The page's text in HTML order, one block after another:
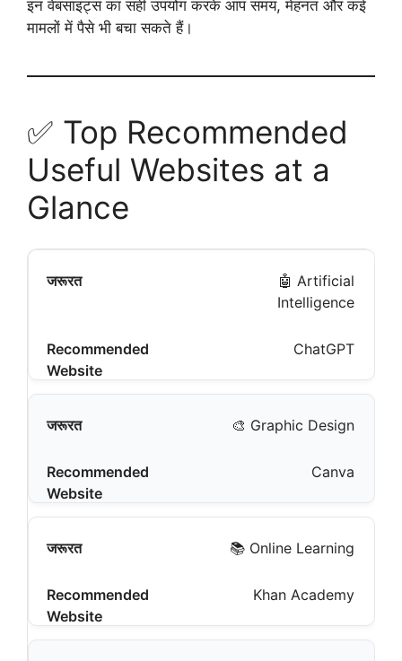
इन वेबसाइट्स का सही उपयोग करके आप समय, मेहनत और कई
मामलों में पैसे भी बचा सकते हैं।
✅ Top Recommended
Useful Websites at a
Glance
🤖 Artificial
Intelligence
ChatGPT
🎨 Graphic Design
Canva
📚 Online Learning
Khan Academy